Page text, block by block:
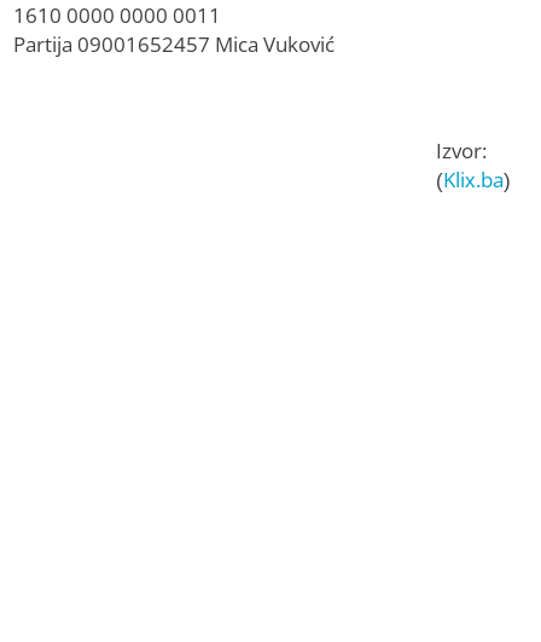
1610 0000 0000 0011
Partija 09001652457 Mica Vuković
Izvor:
(Klix.ba)